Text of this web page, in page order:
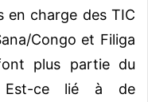
en charge des TIC
Congo et Filiga
plus partie du
Est-ce lié à de